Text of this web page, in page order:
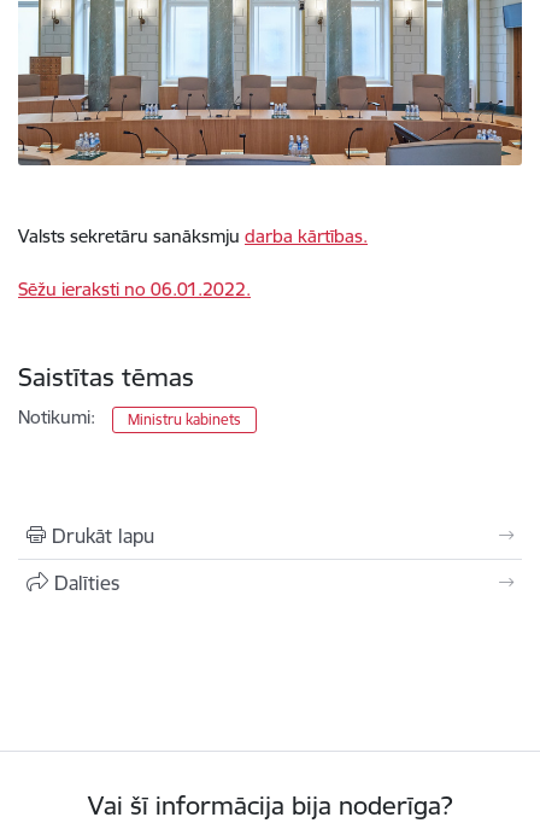
Valsts sekretāru sanāksmju darba kārtības.
Sēžu ieraksti no 06.01.2022.
Saistītas tēmas
Notikumi: Ministru kabinets
Drukāt lapu
Dalīties
Vai šī informācija bija noderīga?